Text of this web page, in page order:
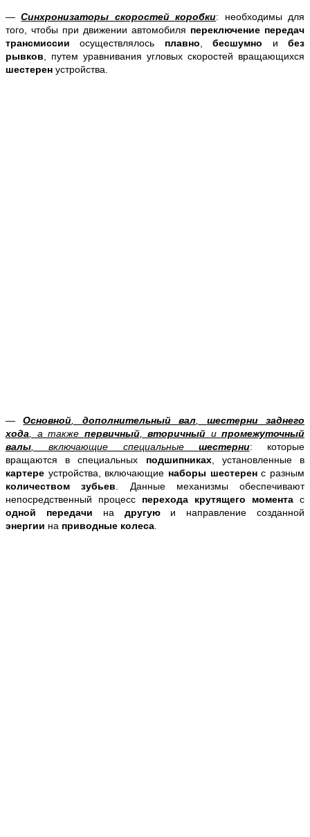
—Синхронизаторы скоростей коробки: необходимы для
того, чтобы при движении автомобиля переключение передач
трансмиссии осуществлялось плавно ,бесшумно ибез
рывков , путем уравнивания угловых скоростей вращающихся
шестерен устройства.
—Основной дополнительный вал
шестерни заднего
хода , а также первичный, вторичный и промежуточный
валы , включающие специальные шестерни: которые
вращаются в специальных подшипниках, установленные в
картере устройства, включающие наборы шестеренс разным
количеством зубьев . Данные механизмы обеспечивают
непосредственный процесс перехода крутящего момента с
одной передачи на другую и направление созданной
энергии на приводные колеса